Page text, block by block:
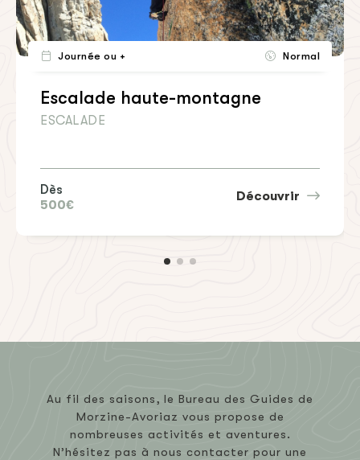
Journée ou + Normal
Escalade haute-montagne
ESCALADE
Dès
500€
Découvrir
Au fil des saisons, le Bureau des Guides de
Morzine-Avoriaz vous propose de
nombreuses activités et aventures.
N’hésitez pas à nous contacter pour une